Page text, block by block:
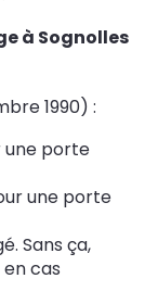
à Sognolles
1990) :
une porte
une porte
Sans ça,
cas